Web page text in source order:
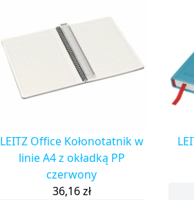
LEITZ Office Kołonotatnik w
linie A4 z okładką PP
czerwony
36,16zł